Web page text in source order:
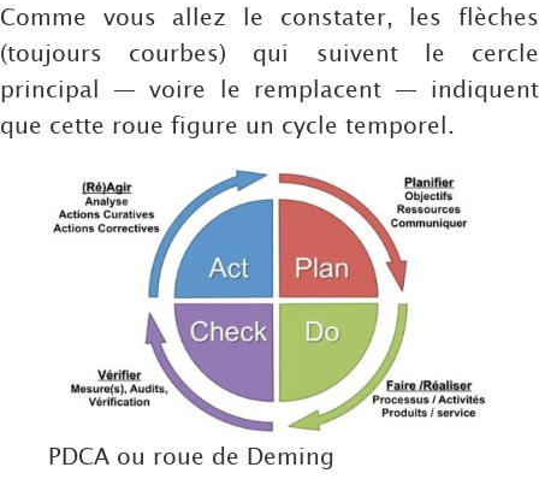
Comme vous allez le constater, les flèches
(toujours courbes) qui suivent le cercle
principal — voire le remplacent — indiquent
que cette roue figure un cycle temporel.
PDCA ou roue de Deming